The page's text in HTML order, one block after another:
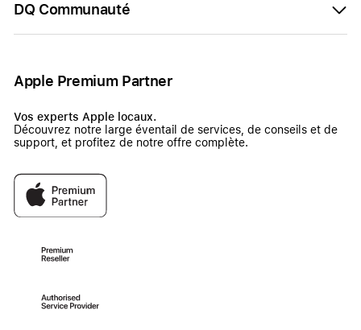
DQ Communauté
Apple Premium Partner
Vos experts Apple locaux.
Découvrez notre large éventail de services, de conseils et de
support, et profitez de notre offre complète.